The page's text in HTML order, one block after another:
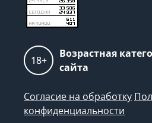
18+
Возрастная
сайта
Согласие на обработку
конфиденциальности